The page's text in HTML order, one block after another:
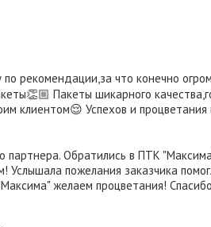
рекомендации,за что конечно
Пакеты шикарного
клиентом😌 Успехов и
Обратились в ПТК
пожелания заказчика
желаем процветания!